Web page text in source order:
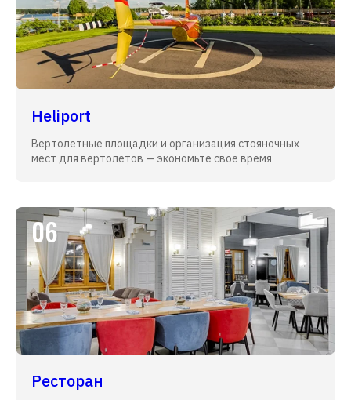
Heliport
Вертолетные площадки и организация стояночных
мест для вертолетов — экономьте свое время
06
Ресторан